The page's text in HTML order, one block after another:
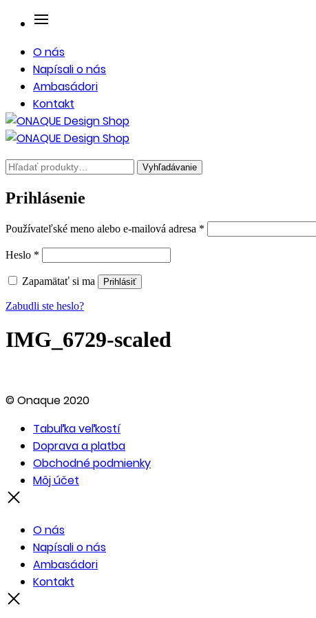
O nás
Napísali o nás
Ambasádori
Kontakt
Hľadať: Vyhľadávanie
Prihlásenie
Používateľské meno alebo e-mailová adresa *
Heslo *
Zapamätať si ma Prihlásiť
Zabudli ste heslo?
IMG_6729-scaled
© Onaque 2020
Tabuľka veľkostí
Doprava a platba
Obchodné podmienky
Môj účet
O nás
Napísali o nás
Ambasádori
Kontakt